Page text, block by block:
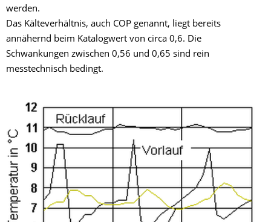
werden.
Das Kälteverhältnis, auch COP genannt, liegt bereits
annähernd beim Katalogwert von circa 0,6. Die
Schwankungen zwischen 0,56 und 0,65 sind rein
messtechnisch bedingt.